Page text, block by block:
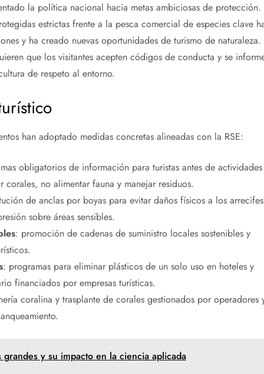
la política nacional hacia metas ambiciosas de protección.
estrictas frente a la pesca comercial de especies clave
y ha creado nuevas oportunidades de turismo de naturaleza.
que los visitantes acepten códigos de conducta y se
de respeto al entorno.
han adoptado medidas concretas alineadas con la RSE:
obligatorios de información para turistas antes de actividades
no alimentar fauna y manejar residuos.
de anclas por boyas para evitar daños físicos a los
sobre áreas sensibles.
: promoción de cadenas de suministro locales sostenibles y
: programas para eliminar plásticos de un solo uso en hoteles y
financiados por empresas turísticas.
coralina y trasplante de corales gestionados por operadores
y su impacto en la ciencia aplicada